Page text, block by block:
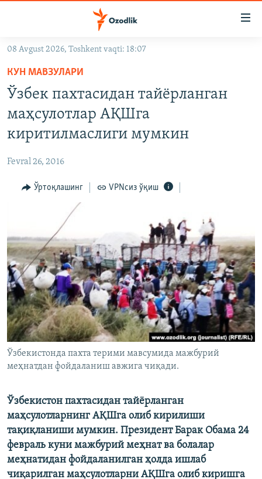
Асосий
навигацияга
ўтинг
Қидиришга
ўтинг
OZODVIDEO
На русском
ИЖТИМОИЙ ТАРМОҚЛАР
Озодлик бошқа тилларда
08 Avgust 2026, Toshkent vaqti: 18:07
КУН МАВЗУЛАРИ
Ўзбек пахтасидан тайёрланган
маҳсулотлар АҚШга
киритилмаслиги мумкин
Fevral 26, 2016
Ўртоқлашинг VPNсиз ўқиш
Ўзбекистонда пахта терими мавсумида мажбурий
меҳнатдан фойдаланиш авжига чиқади.
Ўзбекистон пахтасидан тайёрланган
маҳсулотларнинг АҚШга олиб кирилиши
тақиқланиши мумкин. Президент Барак Обама 24
февраль куни мажбурий меҳнат ва болалар
меҳнатидан фойдаланилган ҳолда ишлаб
чиқарилган маҳсулотларни АҚШга олиб киришга